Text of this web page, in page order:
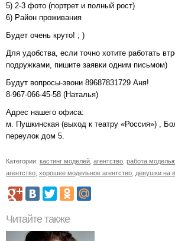
5) 2-3 фото (портрет и полный рост)
6) Район проживания
Будет очень круто! ; )
Для удобства, если точно хотите работать
подружками, пишите заявки одним письмом)
Будут вопросы-звони 89687831729 Аня!
8-967-066-45-58 (Наталья)
Адрес нашего офиса:
м. Пушкинская (выход к театру «Россия») ,
переулок дом 5.
Категории: кастинг моделей агентство работа
агентство хорошее модельное агентство девушки на
Читайте также